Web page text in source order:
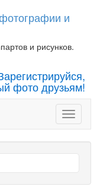
и
и рисунков.
фото друзьям!
Toggle